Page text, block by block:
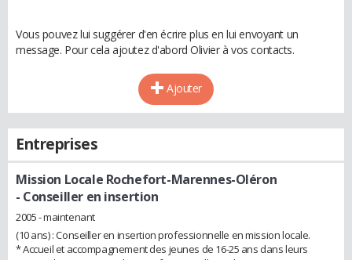
Vous pouvez lui suggérer d'en écrire plus en lui envoyant un
message. Pour cela ajoutez d'abord Olivier à vos contacts.
Ajouter
Entreprises
Mission Locale Rochefort-Marennes-Oléron
- Conseiller en insertion
2005 - maintenant
(10 ans) : Conseiller en insertion professionnelle en mission locale.
* Accueil et accompagnement des jeunes de 16-25 ans dans leurs